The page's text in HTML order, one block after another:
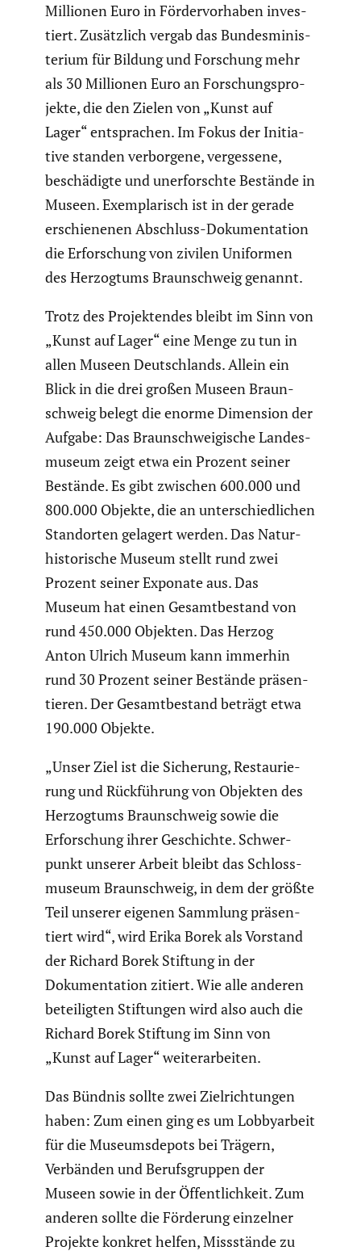
Millionen Euro in Förder­vor­haben inves­
tiert. Zusätz­lich vergab das Bundes­mi­nis­
te­rium für Bildung und Forschung mehr
als 30 Millionen Euro an Forschungs­pro­
jekte, die den Zielen von „Kunst auf
Lager“ entspra­chen. Im Fokus der Initia­
tive standen verbor­gene, verges­sene,
beschä­digte und unerforschte Bestände in
Museen. Exempla­risch ist in der gerade
erschie­nenen Abschluss-Dokumen­ta­tion
die Erfor­schung von zivilen Uniformen
des Herzog­tums Braun­schweig genannt.
Trotz des Projek­tendes bleibt im Sinn von
„Kunst auf Lager“ eine Menge zu tun in
allen Museen Deutsch­lands. Allein ein
Blick in die drei großen Museen Braun­
schweig belegt die enorme Dimension der
Aufgabe: Das Braun­schwei­gi­sche Landes­
mu­seum zeigt etwa ein Prozent seiner
Bestände. Es gibt zwischen 600.000 und
800.000 Objekte, die an unter­schied­li­chen
Stand­orten gelagert werden. Das Natur­
his­to­ri­sche Museum stellt rund zwei
Prozent seiner Exponate aus. Das
Museum hat einen Gesamt­be­stand von
rund 450.000 Objekten. Das Herzog
Anton Ulrich Museum kann immerhin
rund 30 Prozent seiner Bestände präsen­
tieren. Der Gesamt­be­stand beträgt etwa
190.000 Objekte.
„Unser Ziel ist die Sicherung, Restau­rie­
rung und Rückfüh­rung von Objekten des
Herzog­tums Braun­schweig sowie die
Erfor­schung ihrer Geschichte. Schwer­
punkt unserer Arbeit bleibt das Schloss­
mu­seum Braun­schweig, in dem der größte
Teil unserer eigenen Sammlung präsen­
tiert wird“, wird Erika Borek als Vorstand
der Richard Borek Stiftung in der
Dokumen­ta­tion zitiert. Wie alle anderen
betei­ligten Stiftungen wird also auch die
Richard Borek Stiftung im Sinn von
„Kunst auf Lager“ weiter­ar­beiten.
Das Bündnis sollte zwei Zielrich­tungen
haben: Zum einen ging es um Lobby­ar­beit
für die Museums­de­pots bei Trägern,
Verbänden und Berufs­gruppen der
Museen sowie in der Öffent­lich­keit. Zum
anderen sollte die Förderung einzelner
Projekte konkret helfen, Missstände zu